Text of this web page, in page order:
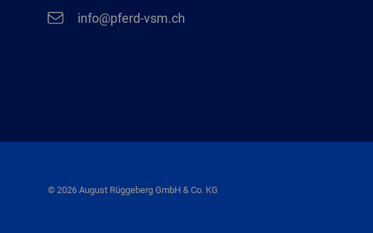
info@pferd-vsm.ch
© 2026 August Rüggeberg GmbH & Co. KG